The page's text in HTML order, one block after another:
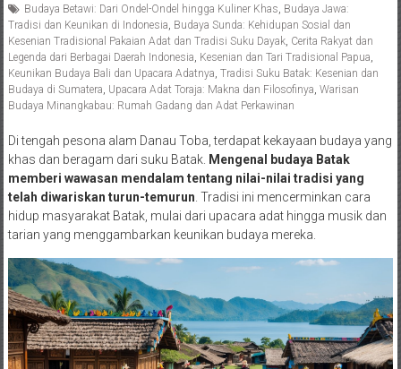
Budaya Betawi: Dari Ondel-Ondel hingga Kuliner Khas Budaya Jawa:
Tradisi dan Keunikan di Indonesia Budaya Sunda: Kehidupan Sosial dan
Kesenian Tradisional Pakaian Adat dan Tradisi Suku Dayak, Cerita Rakyat dan
Legenda dari Berbagai Daerah Indonesia Kesenian dan Tari Tradisional Papua
Keunikan Budaya Bali dan Upacara Adatnya Tradisi Suku Batak: Kesenian dan
Budaya di Sumatera Upacara Adat Toraja: Makna dan Filosofinya Warisan
Budaya Minangkabau: Rumah Gadang dan Adat Perkawinan
Di tengah pesona alam Danau Toba, terdapat kekayaan budaya yang
khas dan beragam dari suku Batak. Mengenal budaya Batak
memberi wawasan mendalam tentang nilai-nilai tradisi yang
telah diwariskan turun-temurun . Tradisi ini mencerminkan cara
hidup masyarakat Batak, mulai dari upacara adat hingga musik dan
tarian yang menggambarkan keunikan budaya mereka.